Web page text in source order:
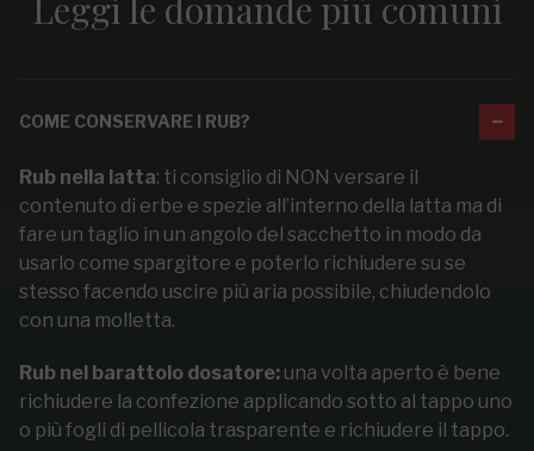
Leggi le domande più comuni
COME CONSERVARE I RUB?
Rub nella latta: ti consiglio di NON versare il
contenuto di erbe e spezie all’interno della latta ma di
fare un taglio in un angolo del sacchetto in modo da
usarlo come spargitore e poterlo richiudere su se
stesso facendo uscire più aria possibile, chiudendolo
con una molletta.
Rub nel barattolo dosatore: una volta aperto è bene
richiudere la confezione applicando sotto al tappo uno
o più fogli di pellicola trasparente e richiudere il tappo.